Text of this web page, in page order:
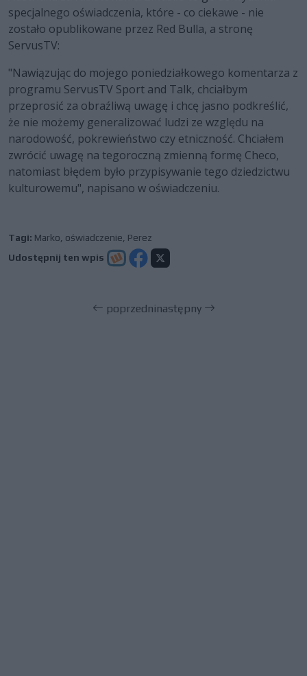
specjalnego oświadczenia, które - co ciekawe - nie
zostało opublikowane przez Red Bulla, a stronę
ServusTV:
"Nawiązując do mojego poniedziałkowego komentarza z
programu ServusTV Sport and Talk, chciałbym
przeprosić za obraźliwą uwagę i chcę jasno podkreślić,
że nie możemy generalizować ludzi ze względu na
narodowość, pokrewieństwo czy etniczność. Chciałem
zwrócić uwagę na tegoroczną zmienną formę Checo,
natomiast błędem było przypisywanie tego dziedzictwu
kulturowemu", napisano w oświadczeniu.
Tagi: Marko oświadczenie Perez
Udostępnij ten wpis
poprzedninastępny